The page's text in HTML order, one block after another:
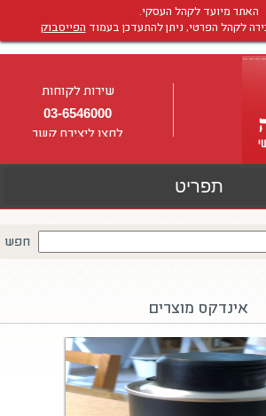
האתר מיועד לקהל העסקי.
לקהל הפרטי, ניתן להתעדכן בעמוד הפייסבוק
שירות לקוחות
03-6546000
לחצו ליצירת קשר
חפש
אינדקס מוצרים